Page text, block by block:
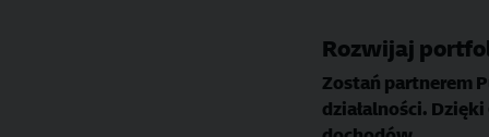
Rozwijaj
Zostań partnerem
działalności.